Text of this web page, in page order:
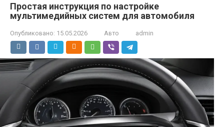
Простая инструкция по настройке
мультимедийных систем для автомобиля
Опубликовано: 15.05.2026 Авто admin